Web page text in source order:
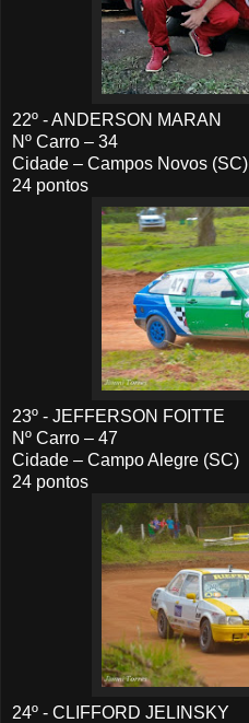
22º - ANDERSON MARAN
Nº Carro – 34
Cidade – Campos Novos (SC)
24 pontos
23º - JEFFERSON FOITTE
Nº Carro – 47
Cidade – Campo Alegre (SC)
24 pontos
24º - CLIFFORD JELINSKY